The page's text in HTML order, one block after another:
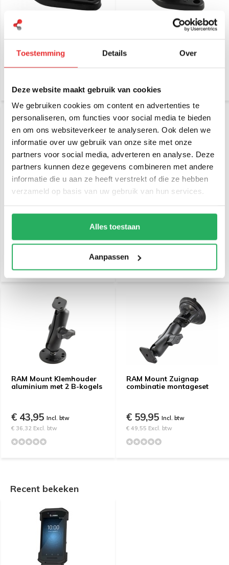
Toestemming Details Over
Deze website maakt gebruik van cookies
We gebruiken cookies om content en advertenties te
personaliseren, om functies voor social media te bieden
en om ons websiteverkeer te analyseren. Ook delen we
informatie over uw gebruik van onze site met onze
partners voor social media, adverteren en analyse. Deze
partners kunnen deze gegevens combineren met andere
informatie die u aan ze heeft verstrekt of die ze hebben
verzameld op basis van uw gebruik van hun services.
Alles toestaan
Aanpassen
RAM Mount B-Kogel (25
mm) Diamant Basis
€ 13,95
RAM Mount RAM-238U C-
Kogel diamond base
€ 23,95
RAM Mount GDS®
Charger Female USB
€ 72,95Incl. btw
Aluminium Staaf en
€ 57,81 Excl. btw
RAM Mount Klemhouder
aluminium met 2 B-kogels
€ 43,95 Incl. btw
€ 36,32 Excl. btw
RAM Mount Zuignap
combinatie montageset
€ 59,95 Incl. btw
€ 49,55 Excl. btw
Recent bekeken